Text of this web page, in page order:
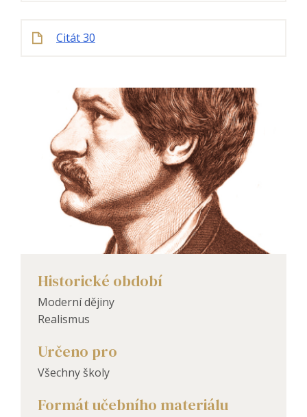
Citát 30
Historické období
Moderní dějiny
Realismus
Určeno pro
Všechny školy
Formát učebního materiálu